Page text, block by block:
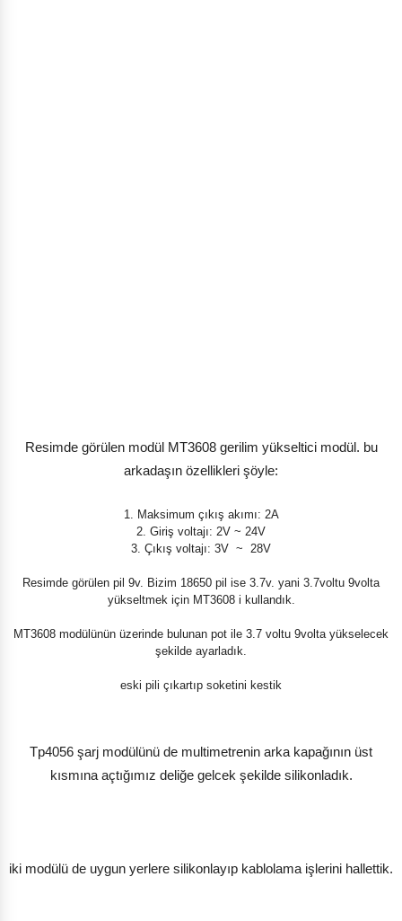
Resimde görülen modül MT3608 gerilim yükseltici modül. bu
arkadaşın özellikleri şöyle:
1. Maksimum çıkış akımı: 2A
2. Giriş voltajı: 2V ~ 24V
3. Çıkış voltajı: 3V ~ 28V
Resimde görülen pil 9v. Bizim 18650 pil ise 3.7v. yani 3.7voltu 9volta
yükseltmek için MT3608 i kullandık.
MT3608 modülünün üzerinde bulunan pot ile 3.7 voltu 9volta yükselecek
şekilde ayarladık.
eski pili çıkartıp soketini kestik
Tp4056 şarj modülünü de multimetrenin arka kapağının üst
kısmına açtığımız deliğe gelcek şekilde silikonladık.
iki modülü de uygun yerlere silikonlayıp kablolama işlerini hallettik.